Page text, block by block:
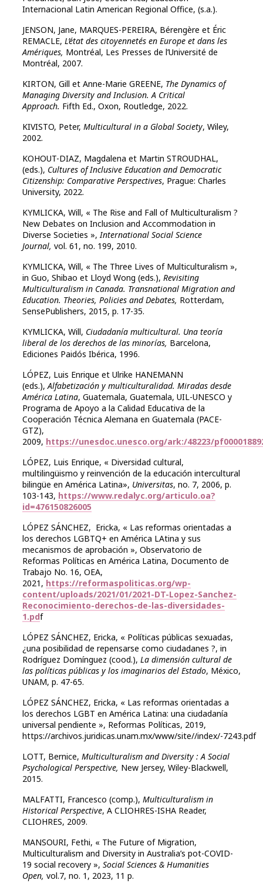
Internacional Latin American Regional Office, (s.a.).
JENSON, Jane, MARQUES-PEREIRA, Bérengère et Éric
REMACLE, L’état des citoyennetés en Europe et dans les
Amériques, Montréal, Les Presses de l’Université de
Montréal, 2007.
KIRTON, Gill et Anne-Marie GREENE, The Dynamics of
Managing Diversity and Inclusion. A Critical
Approach. Fifth Ed., Oxon, Routledge, 2022.
KIVISTO, Peter, Multicultural in a Global Society, Wiley,
2002.
KOHOUT-DIAZ, Magdalena et Martin STROUDHAL,
(eds.), Cultures of Inclusive Education and Democratic
Citizenship: Comparative Perspectives, Prague: Charles
University, 2022.
KYMLICKA, Will, « The Rise and Fall of Multiculturalism ?
New Debates on Inclusion and Accommodation in
Diverse Societies »,International Social Science
Journal, vol. 61, no. 199, 2010.
KYMLICKA, Will, « The Three Lives of Multiculturalism »,
in Guo, Shibao et Lloyd Wong (eds.), Revisiting
Multiculturalism in Canada. Transnational Migration and
Education. Theories, Policies and Debates, Rotterdam,
SensePublishers, 2015, p. 17-35.
KYMLICKA, Will, Ciudadanía multicultural. Una teoría
liberal de los derechos de las minorías, Barcelona,
Ediciones Paidós Ibérica, 1996.
LÓPEZ, Luis Enrique et Ulrike HANEMANN
(eds.),Alfabetización y multiculturalidad. Miradas desde
América Latina, Guatemala, Guatemala, UIL-UNESCO y
Programa de Apoyo a la Calidad Educativa de la
Cooperación Técnica Alemana en Guatemala (PACE-
GTZ),
2009, https://unesdoc.unesco.org/ark:/48223/
LÓPEZ, Luis Enrique, « Diversidad cultural,
multilingüismo y reinvención de la educación intercultural
bilingüe en América Latina», Universitas, no. 7, 2006, p.
103-143, https://www.redalyc.org/articulo.oa?
id=476150826005
LÓPEZ SÁNCHEZ, Ericka, « Las reformas orientadas a
los derechos LGBTQ+ en América LAtina y sus
mecanismos de aprobación », Observatorio de
Reformas Políticas en América Latina, Documento de
Trabajo No. 16, OEA,
2021, https://reformaspoliticas.org/wp-
content/uploads/2021/01/2021-DT-Lopez-Sanchez-
Reconocimiento-derechos-de-las-diversidades-
1.pdf
LÓPEZ SÁNCHEZ, Ericka, « Políticas públicas sexuadas,
¿una posibilidad de repensarse como ciudadanes ?, in
Rodríguez Domínguez (cood.), La dimensión cultural de
las políticas públicas y los imaginarios del Estado, México,
UNAM, p. 47-65.
LÓPEZ SÁNCHEZ, Ericka, « Las reformas orientadas a
los derechos LGBT en América Latina: una ciudadanía
universal pendiente », Reformas Políticas, 2019,
https://archivos.juridicas.unam.mx/www/site//index/-7243.pdf
LOTT, Bernice, Multiculturalism and Diversity : A Social
Psychological Perspective, New Jersey, Wiley-Blackwell,
2015.
MALFATTI, Francesco (comp.), Multiculturalism in
Historical Perspective, A CLIOHRES-ISHA Reader,
CLIOHRES, 2009.
MANSOURI, Fethi, « The Future of Migration,
Multiculturalism and Diversity in Australia’s pot-COVID-
19 social recovery », Social Sciences & Humanities
Open, vol.7, no. 1, 2023, 11 p.